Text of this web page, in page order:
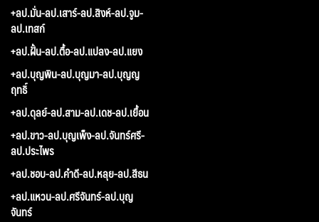
+ลป.มั่น-ลป.เสาร์-ลป.สิงห์-ลป.จูม-
ลป.เทสก์
+ลป.ฝั้น-ลป.ตื้อ-ลป.แปลง-ลป.แยง
+ลป.บุญพิน-ลป.บุญมา-ลป.บุญญ
ฤทธิ์
+ลป.ดุลย์-ลป.สาม-ลป.เดช-ลป.เยื้อน
+ลป.ขาว-ลป.บุญเพ็ง-ลป.จันทร์ศรี-
ลป.ประไพร
+ลป.ชอบ-ลป.คำดี-ลป.หลุย-ลป.สีธน
+ลป.แหวน-ลป.ศรีจันทร์-ลป.บุญ
จันทร์